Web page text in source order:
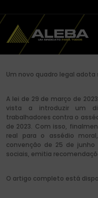
Um novo quadro legal
A lei de 29 de março de
vista a introduzir um
trabalhadores contra o
de 2023. Com isso,
real para o assédio
convenção de 25 de
sociais, emitia
O artigo completo está